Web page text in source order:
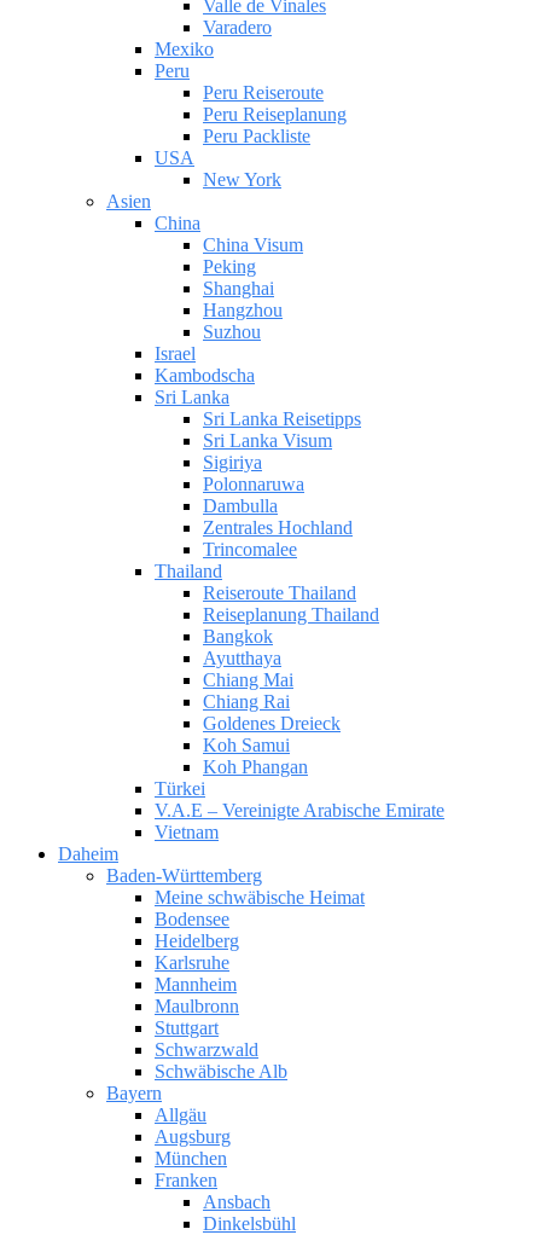
Valle de Vinales
Varadero
Mexiko
Peru
Peru Reiseroute
Peru Reiseplanung
Peru Packliste
USA
New York
Asien
China
China Visum
Peking
Shanghai
Hangzhou
Suzhou
Israel
Kambodscha
Sri Lanka
Sri Lanka Reisetipps
Sri Lanka Visum
Sigiriya
Polonnaruwa
Dambulla
Zentrales Hochland
Trincomalee
Thailand
Reiseroute Thailand
Reiseplanung Thailand
Bangkok
Ayutthaya
Chiang Mai
Chiang Rai
Goldenes Dreieck
Koh Samui
Koh Phangan
Türkei
V.A.E – Vereinigte Arabische Emirate
Vietnam
Daheim
Baden-Württemberg
Meine schwäbische Heimat
Bodensee
Heidelberg
Karlsruhe
Mannheim
Maulbronn
Stuttgart
Schwarzwald
Schwäbische Alb
Bayern
Allgäu
Augsburg
München
Franken
Ansbach
Dinkelsbühl